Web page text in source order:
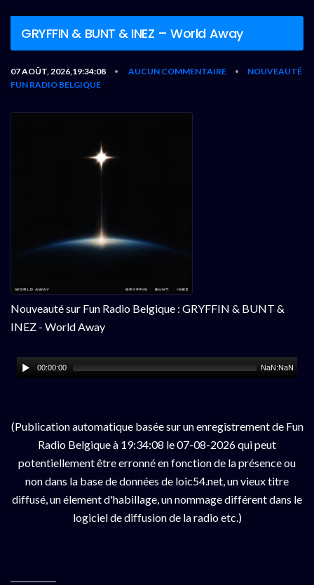
GRYFFIN & BUNT & INEZ – World Away
07 AOÛT, 2026,19:34:08 • AUCUN COMMENTAIRE •
NOUVEAUTÉ
FUN RADIO BELGIQUE
Nouveauté sur Fun Radio Belgique : GRYFFIN & BUNT &
INEZ - World Away
00:00:00 NaN:NaN
(Publication automatique basée sur un enregistrement de Fun
Radio Belgique à 19:34:08 le 07-08-2026 qui peut
potentiellement être erronné en fonction de la présence ou
non dans la base de données de loic54.net, un vieux titre
diffusé, un élement d'habillage, un nommage différent dans le
logiciel de diffusion de la radio etc.)